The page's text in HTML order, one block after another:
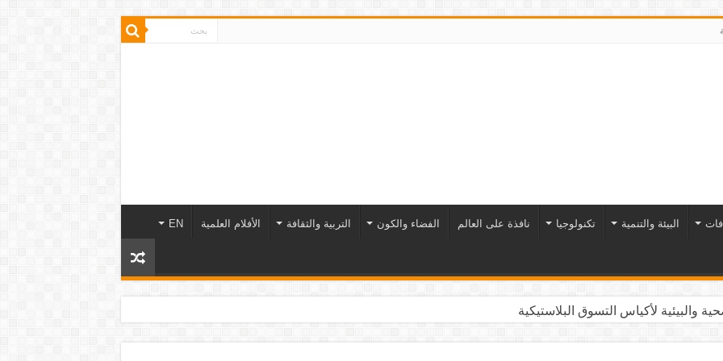
البيئة والتنمية تكنولوجيا نافذة على العالم الفضاء والكون التربية والثقافة الأفلام العلمية EN
والبيئية لأكياس التسوق البلاستيكية
تنبض بالحياة والاقتصاد والثقافة